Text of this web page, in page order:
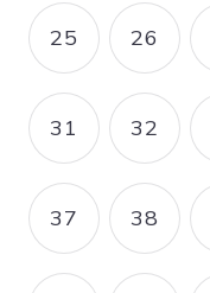
PAGE
25 PAGE
26
PAGE
31 PAGE
32
PAGE
37 PAGE
38